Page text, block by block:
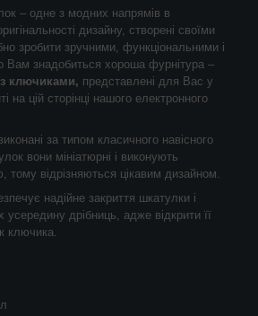
– одне з модних напрямів в
дизайну, створені своїми
зробити зручними, функціональними і
Вам знадобиться хороша фурнітура –
ключиками, представлені для Вас у
на цій сторінці нашого електронного
за типом класичного навісного
вони мініатюрні і виконують
тому відрізняються цікавим дизайном.
надійне закриття шкатулки і
усередину дрібниць, адже відкрити її
ключика.